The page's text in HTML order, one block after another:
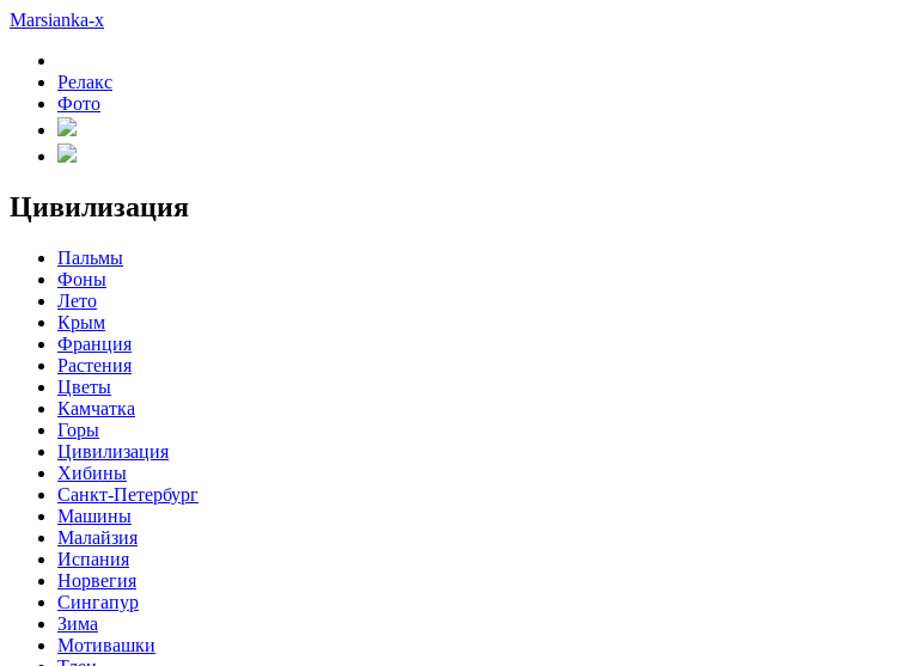
Marsianka-x
Релакс
Фото
Цивилизация
Пальмы
Фоны
Лето
Крым
Франция
Растения
Цветы
Камчатка
Горы
Цивилизация
Хибины
Санкт-Петербург
Машины
Малайзия
Испания
Норвегия
Сингапур
Зима
Мотивашки